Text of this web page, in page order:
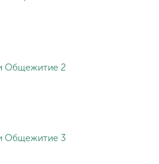
Общежитие 2
Общежитие 3